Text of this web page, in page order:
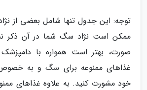
توجه: این جدول تنها شامل بعضی از
ممکن است نژاد سگ شما در آن ذکر
صورت، بهتر است همواره با
غذاهای ممنوعه برای سگ و به
خود مشورت کنید. به علاوه غذاهای